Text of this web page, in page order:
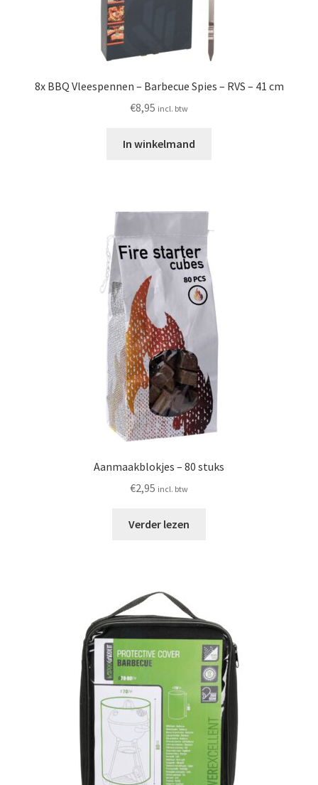
8x BBQ Vleespennen – Barbecue Spies – RVS – 41 cm
€8,95 incl. btw
In winkelmand
Aanmaakblokjes – 80 stuks
€2,95 incl. btw
Verder lezen